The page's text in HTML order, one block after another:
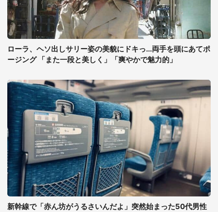
ローラ、ヘソ出しサリー姿の美貌にドキっ...両手を頭にあてポ
ージング 「また一段と美しく」「爽やかで魅力的」
新幹線で「赤ん坊がうるさいんだよ」突然始まった50代男性